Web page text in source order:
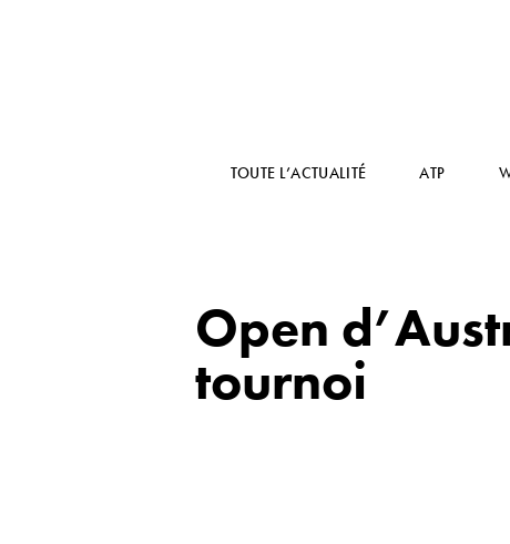
TOUTE L’ACTUALITÉ ATP
Open
tournoi